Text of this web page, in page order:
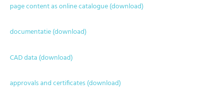
page content as online catalogue (download)
documentatie (download)
CAD data (download)
approvals and certificates (download)